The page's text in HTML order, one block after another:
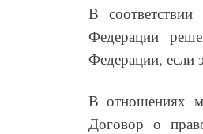
В
Федерации
Федерации, если
В отношениях
Договор о